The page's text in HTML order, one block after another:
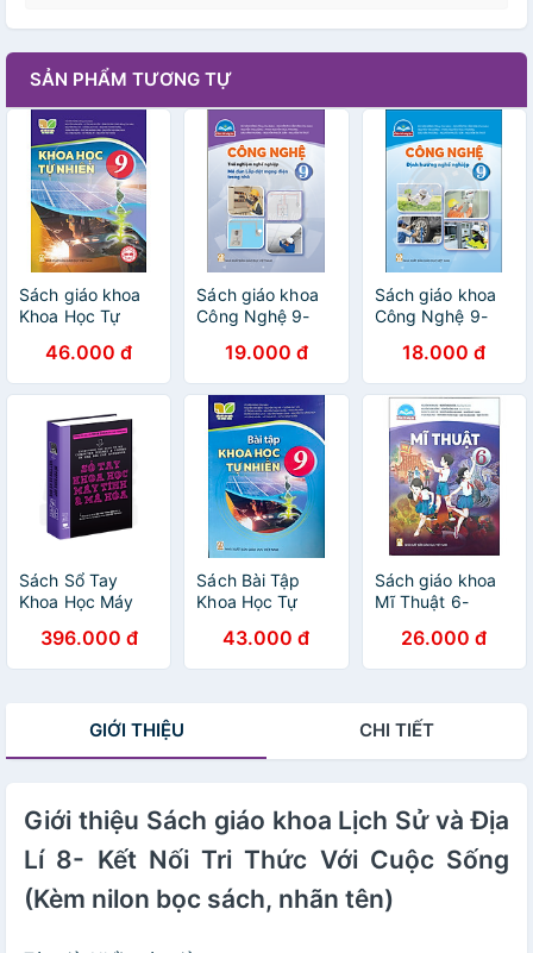
SẢN PHẨM TƯƠNG TỰ
Sách giáo khoa
Khoa Học Tự
Tri Thức Với Cuộc
Sống (Kèm Nilon
bọc Sách)
46.000 đ
Sách giáo khoa
Công Nghệ 9-
điện trong nhà-
Chân Trời Sáng
Tạo (Kèm Nilon
bọc Sách)
19.000 đ
Sách giáo khoa
Công Nghệ 9-
nghiệp- Chân
Trời Sáng Tạo
(Kèm Nilon bọc
Sách)
18.000 đ
Sách Sổ Tay
Khoa Học Máy
Sách Tham Khảo
THPT ) - Tổng
Tính Và Lập Trình
396.000 đ
Sách Bài Tập
Khoa Học Tự
Tri Thức Với Cuộc
Sống (Kèm bìa
43.000 đ
Sách giáo khoa
Mĩ Thuật 6-
Tạo (Kèm Nilon
bọc Sách)
26.000 đ
GIỚI THIỆU CHI TIẾT
Giới thiệu Sách giáo khoa Lịch Sử và Địa
Lí 8- Kết Nối Tri Thức Với Cuộc Sống
(Kèm nilon bọc sách, nhãn tên)